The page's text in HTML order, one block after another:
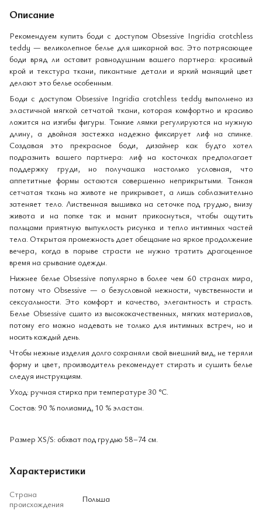
Описание
Рекомендуем купить боди с доступом Obsessive Ingridia crotchless
teddy — великолепное белье для шикарной вас. Это потрясающее
боди вряд ли оставит равнодушным вашего партнера: красивый
крой и текстура ткани, пикантные детали и яркий манящий цвет
делают это белье особенным.
Боди с доступом Obsessive Ingridia crotchless teddy выполнено из
эластичной мягкой сетчатой ткани, которая комфортно и красиво
ложится на изгибы фигуры. Тонкие лямки регулируются на нужную
длину, а двойная застежка надежно фиксирует лиф на спинке.
Создавая это прекрасное боди, дизайнер как будто хотел
подразнить вашего партнера: лиф на косточках предполагает
поддержку груди, но получашка настолько условная, что
аппетитные формы остаются совершенно неприкрытыми. Тонкая
сетчатая ткань на животе не прикрывает, а лишь соблазнительно
затеняет тело. Лиственная вышивка на сеточке под грудью, внизу
живота и на попке так и манит прикоснуться, чтобы ощутить
пальцами приятную выпуклость рисунка и тепло интимных частей
тела. Открытая промежность дает обещание на яркое продолжение
вечера, когда в порыве страсти не нужно тратить драгоценное
время на срывание одежды.
Нижнее белье Obsessive популярно в более чем 60 странах мира,
потому что Obsessive — о безусловной нежности, чувственности и
сексуальности. Это комфорт и качество, элегантность и страсть.
Белье Obsessive сшито из высококачественных, мягких материалов,
потому его можно надевать не только для интимных встреч, но и
носить каждый день.
Чтобы нежные изделия долго сохраняли свой внешний вид, не теряли
форму и цвет, производитель рекомендует стирать и сушить белье
следуя инструкциям.
Уход: ручная стирка при температуре 30 °C.
Состав: 90 % полиамид, 10 % эластан.
Размер XS/S: обхват под грудью 58–74 см.
Характеристики
Страна
происхождения
Польша